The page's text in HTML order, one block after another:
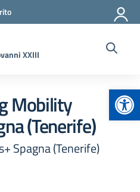
XXIII
Mobility
(Tenerife)
Spagna (Tenerife)